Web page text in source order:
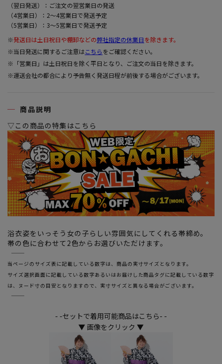
（翌日発送）：ご注文の翌営業日の発送
（4営業日）：2～4営業日で発送予定
（5営業日）：3～5営業日で発送予定
※発送日は土日祝日や棚卸などの弊社指定の休業日を除きます。
※当日発送に関するご注意はこちらをご確認ください。
※「営業日」は土日祝日を除く平日となり、ご注文の当日を除きます。
※運送会社の都合により予告無く発送日程が前後する場合がございます。
商品説明
▽この商品の特集はこちら
浴衣姿をいっそう女の子らしい雰囲気にしてくれる帯締め。
帯の色に合わせて2色からお選びいただけます。
―――――――――――――――――――――――
当ページのサイズ表に記載している数字は、商品の実寸サイズとなります。
サイズ選択画面に記載している数字あるいはお届けした商品タグに記載している数字
は、ヌード寸の目安となりますので、実寸サイズと異なる場合がございます。
―――――――――――――――――――――――
- -セットで着用可能商品はこちら- -
▼ 画像をクリック ▼